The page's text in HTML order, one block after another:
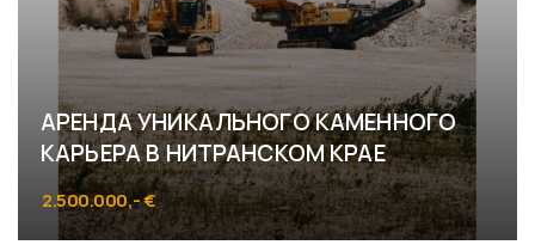
АРЕНДА УНИКАЛЬНОГО КАМЕННОГО
КАРЬЕРА В НИТРАНСКОМ КРАЕ
2.500.000,- €